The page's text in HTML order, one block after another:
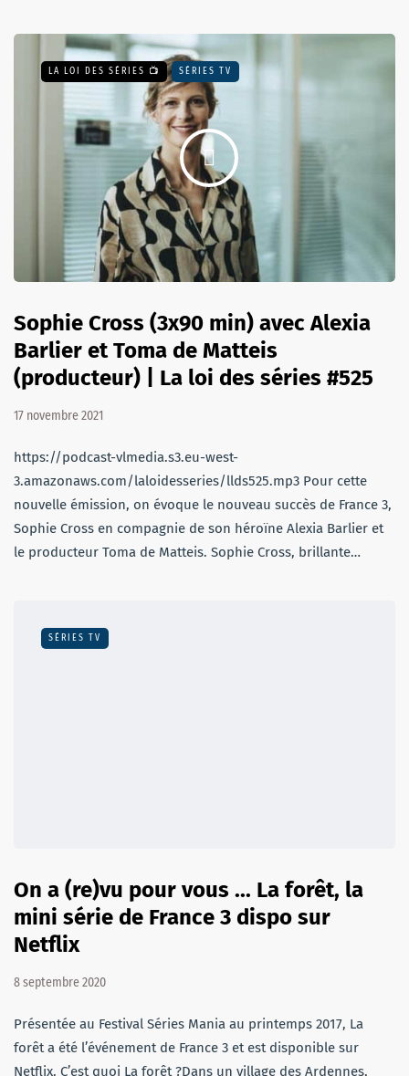
LA LOI DES SÉRIES 📺 SÉRIES TV
Sophie Cross (3x90 min) avec Alexia
Barlier et Toma de Matteis
(producteur) | La loi des séries #525
17 novembre 2021
https://podcast-vlmedia.s3.eu-west-
3.amazonaws.com/laloidesseries/llds525.mp3 Pour cette
nouvelle émission, on évoque le nouveau succès de France 3,
Sophie Cross en compagnie de son héroïne Alexia Barlier et
le producteur Toma de Matteis. Sophie Cross, brillante…
SÉRIES TV
On a (re)vu pour vous ... La forêt, la
mini série de France 3 dispo sur
Netflix
8 septembre 2020
Présentée au Festival Séries Mania au printemps 2017, La
forêt a été l’événement de France 3 et est disponible sur
Netflix. C’est quoi La forêt ?Dans un village des Ardennes,